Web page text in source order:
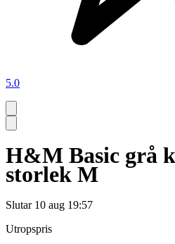
5.0
H&M Basic grå
storlek M
Slutar 10 aug 19:57
Utropspris